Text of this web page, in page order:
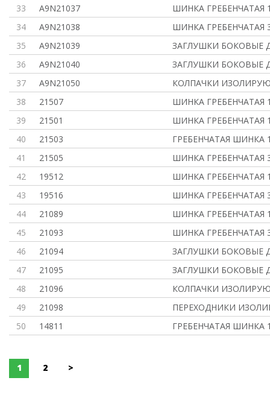
33
A9N21037
ШИНКА ГРЕБЕНЧАТАЯ
34
A9N21038
ШИНКА ГРЕБЕНЧАТАЯ
35
A9N21039
ЗАГЛУШКИ БОКОВЫЕ
36
A9N21040
ЗАГЛУШКИ БОКОВЫЕ
37
A9N21050
КОЛПАЧКИ
38
21507
ШИНКА ГРЕБЕНЧАТАЯ
39
21501
ШИНКА ГРЕБЕНЧАТАЯ
40
21503
ГРЕБЕНЧАТАЯ ШИНКА
41
21505
ШИНКА ГРЕБЕНЧАТАЯ
42
19512
ШИНКА ГРЕБЕНЧАТАЯ
43
19516
ШИНКА ГРЕБЕНЧАТАЯ
44
21089
ШИНКА ГРЕБЕНЧАТАЯ
45
21093
ШИНКА ГРЕБЕНЧАТАЯ
46
21094
ЗАГЛУШКИ БОКОВЫЕ
47
21095
ЗАГЛУШКИ БОКОВЫЕ
48
21096
КОЛПАЧКИ
49
21098
ПЕРЕХОДНИКИ
50
14811 ГРЕБЕНЧАТАЯ ШИНКА
1 2 >